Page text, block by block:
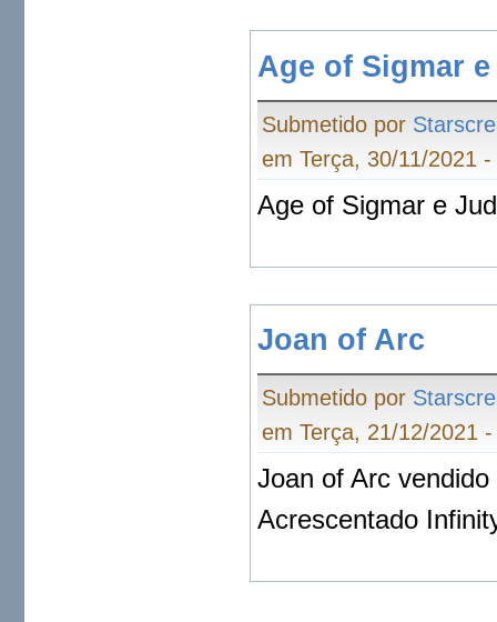
Age of Sigmar
Submetido por
em Terça, 30/11/2021
Age of Sigmar e
Joan of Arc
Submetido por
em Terça, 21/12/2021
Joan of Arc vendido
Acrescentado